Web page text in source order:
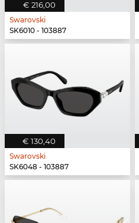
€ 216,00
Swarovski
SK6010 - 103887
€ 130,40
Swarovski
SK6048 - 103887